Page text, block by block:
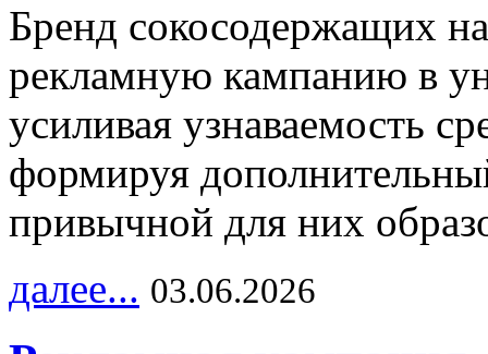
Бренд сокосодержащих
рекламную кампанию в
усиливая узнаваемость
формируя
привычной для них
далее... 03.06.2026